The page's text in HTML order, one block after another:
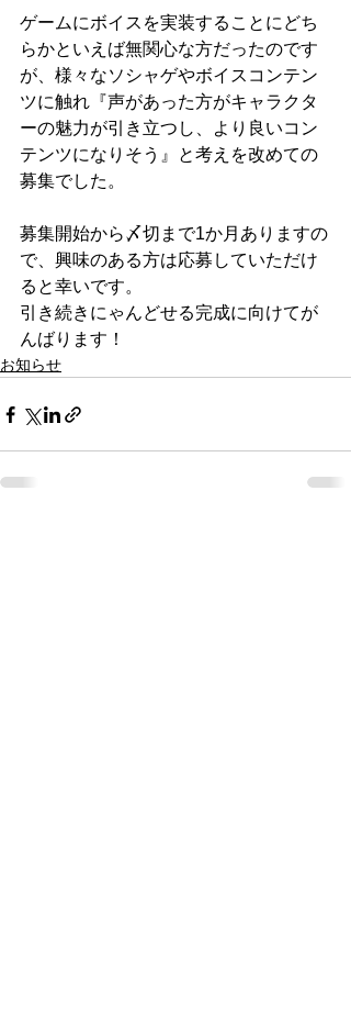
ゲームにボイスを実装することにどち
らかといえば無関心な方だったのです
が、様々なソシャゲやボイスコンテン
ツに触れ『声があった方がキャラクタ
ーの魅力が引き立つし、より良いコン
テンツになりそう』と考えを改めての
募集でした。
募集開始から〆切まで1か月ありますの
で、興味のある方は応募していただけ
ると幸いです。
引き続きにゃんどせる完成に向けてが
んばります！
お知らせ